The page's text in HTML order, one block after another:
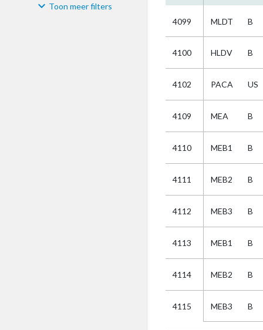
Materiaal Toon meer filters
4099 MLDT B
4100 HLDV B
4102 PACA US
4109 MEA B
4110 MEB1 B
4111 MEB2 B
4112 MEB3 B
4113 MEB1 B
4114 MEB2 B
4115 MEB3 B